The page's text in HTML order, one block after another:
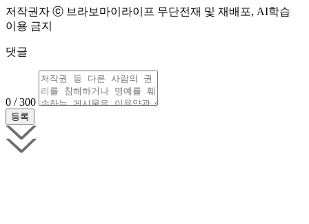
저작권자 ⓒ 브라보마이라이프 무단전재 및 재배포, AI학습
이용 금지
댓글
0 / 300